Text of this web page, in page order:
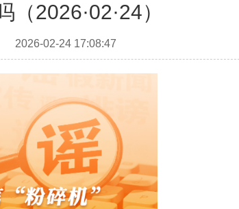
2026·02·24）
2026-02-24 17:08:47